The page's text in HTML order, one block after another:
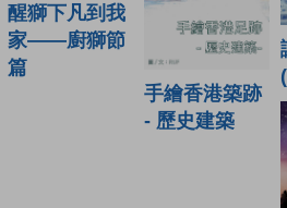
醒獅下凡到我
家——廚獅節
篇
手繪香港築跡
- 歷史建築